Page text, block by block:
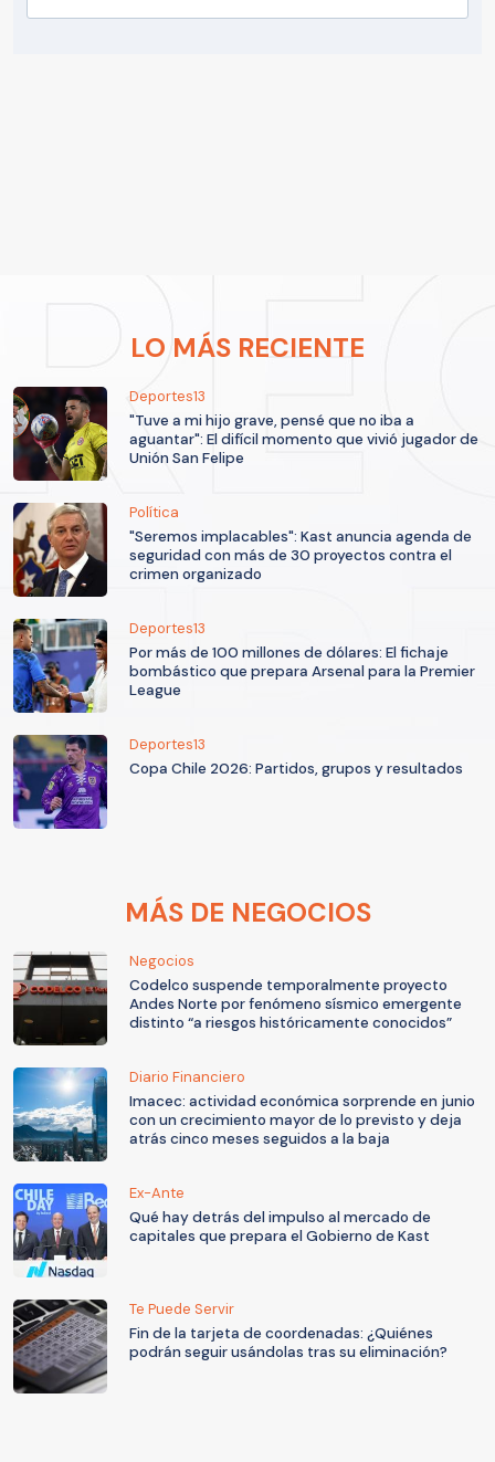
LO MÁS RECIENTE
Deportes13
"Tuve a mi hijo grave, pensé que no iba a
aguantar": El difícil momento que vivió jugador de
Unión San Felipe
Política
"Seremos implacables": Kast anuncia agenda de
seguridad con más de 30 proyectos contra el
crimen organizado
Deportes13
Por más de 100 millones de dólares: El fichaje
bombástico que prepara Arsenal para la Premier
League
Deportes13
Copa Chile 2026: Partidos, grupos y resultados
MÁS DE NEGOCIOS
Negocios
Codelco suspende temporalmente proyecto
Andes Norte por fenómeno sísmico emergente
distinto “a riesgos históricamente conocidos”
Diario Financiero
Imacec: actividad económica sorprende en junio
con un crecimiento mayor de lo previsto y deja
atrás cinco meses seguidos a la baja
Ex-Ante
Qué hay detrás del impulso al mercado de
capitales que prepara el Gobierno de Kast
Te Puede Servir
Fin de la tarjeta de coordenadas: ¿Quiénes
podrán seguir usándolas tras su eliminación?